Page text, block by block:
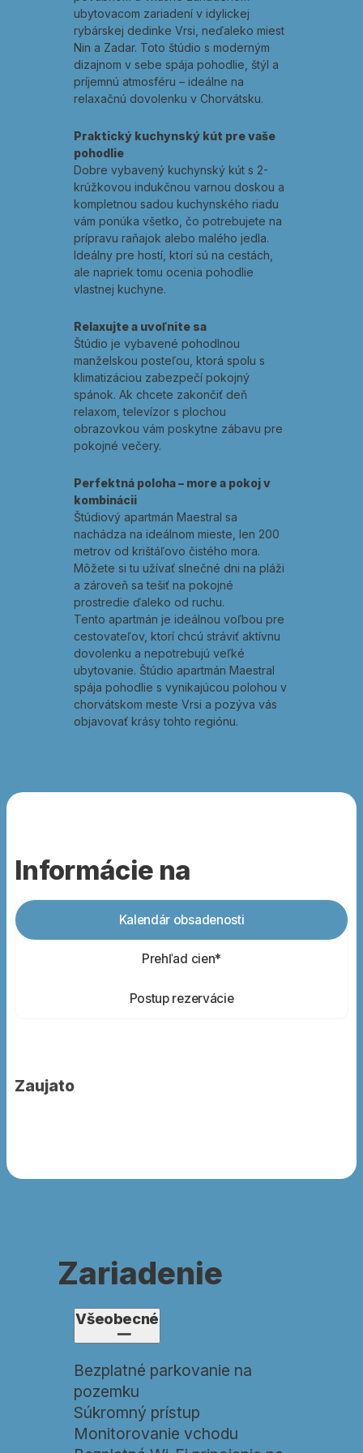
ubytovacom zariadení v idylickej
rybárskej dedinke Vrsi, neďaleko miest
Nin a Zadar. Toto štúdio s moderným
dizajnom v sebe spája pohodlie, štýl a
príjemnú atmosféru – ideálne na
relaxačnú dovolenku v Chorvátsku.
Praktický kuchynský kút pre vaše
pohodlie
Dobre vybavený kuchynský kút s 2-
krúžkovou indukčnou varnou doskou a
kompletnou sadou kuchynského riadu
vám ponúka všetko, čo potrebujete na
prípravu raňajok alebo malého jedla.
Ideálny pre hostí, ktorí sú na cestách,
ale napriek tomu ocenia pohodlie
vlastnej kuchyne.
Relaxujte a uvoľnite sa
Štúdio je vybavené pohodlnou
manželskou posteľou, ktorá spolu s
klimatizáciou zabezpečí pokojný
spánok. Ak chcete zakončiť deň
relaxom, televízor s plochou
obrazovkou vám poskytne zábavu pre
pokojné večery.
Perfektná poloha – more a pokoj v
kombinácii
Štúdiový apartmán Maestral sa
nachádza na ideálnom mieste, len 200
metrov od krištáľovo čistého mora.
Môžete si tu užívať slnečné dni na pláži
a zároveň sa tešiť na pokojné
prostredie ďaleko od ruchu.
Tento apartmán je ideálnou voľbou pre
cestovateľov, ktorí chcú stráviť aktívnu
dovolenku a nepotrebujú veľké
ubytovanie. Štúdio apartmán Maestral
spája pohodlie s vynikajúcou polohou v
chorvátskom meste Vrsi a pozýva vás
objavovať krásy tohto regiónu.
Informácie na
Kalendár obsadenosti
Prehľad cien*
Postup rezervácie
Zaujato
Zariadenie
Všeobecné
Bezplatné parkovanie na
pozemku
Súkromný prístup
Monitorovanie vchodu